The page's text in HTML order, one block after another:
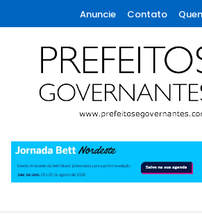
To
Content
Anuncie Contato
Prefeitos &